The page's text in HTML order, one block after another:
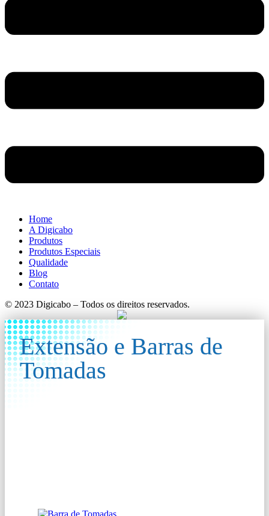
Home
A Digicabo
Produtos
Produtos Especiais
Qualidade
Blog
Contato
© 2023 Digicabo – Todos os direitos reservados.
Extensão e Barras de
Tomadas